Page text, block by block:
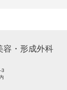
容・形成外科
3